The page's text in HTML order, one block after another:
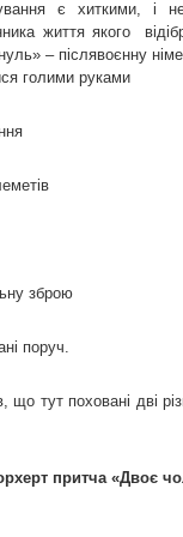
є хиткими, і
життя якого
– післявоєнну
голими руками
зброю
поруч.
що тут поховані дві
притча «Двоє